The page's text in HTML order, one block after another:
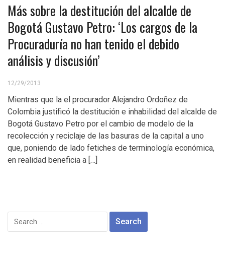
Más sobre la destitución del alcalde de
Bogotá Gustavo Petro: ‘Los cargos de la
Procuraduría no han tenido el debido
análisis y discusión’
12/29/2013
Mientras que la el procurador Alejandro Ordoñez de
Colombia justificó la destitución e inhabilidad del alcalde de
Bogotá Gustavo Petro por el cambio de modelo de la
recolección y reciclaje de las basuras de la capital a uno
que, poniendo de lado fetiches de terminología económica,
en realidad beneficia a […]
Search
for: